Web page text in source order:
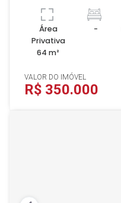
Área
Privativa
64 m²
-
VALOR DO IMÓVEL
R$ 350.000